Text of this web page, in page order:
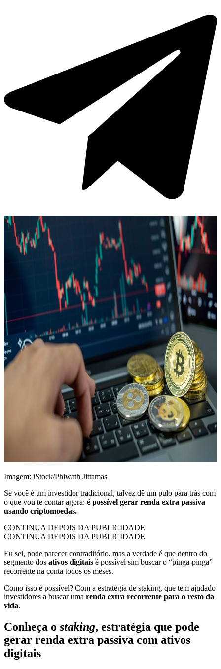
Imagem: iStock/Phiwath Jittamas
Se você é um investidor tradicional, talvez dê um pulo para trás com
o que vou te contar agora: é possível gerar renda extra passiva
usando criptomoedas.
CONTINUA DEPOIS DA PUBLICIDADE
CONTINUA DEPOIS DA PUBLICIDADE
Eu sei, pode parecer contraditório, mas a verdade é que dentro do
segmento dos ativos digitais é possível sim buscar o “pinga-pinga”
recorrente na conta todos os meses.
Como isso é possível? Com a estratégia de staking, que tem ajudado
investidores a buscar uma renda extra recorrente para o resto da
vida.
Conheça o staking, estratégia que pode
gerar renda extra passiva com ativos
digitais